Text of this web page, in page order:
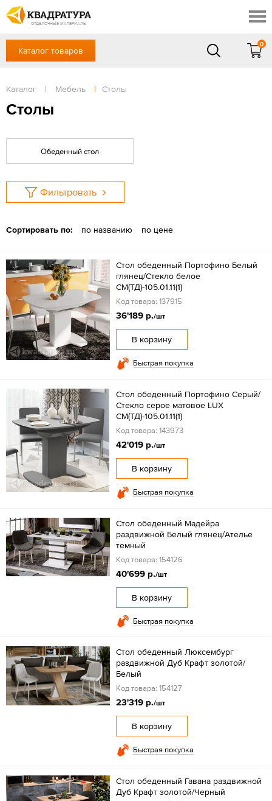
ОТДЕЛОЧНЫЕ МАТЕРИАЛЫ
Скидки
Акции
Готовые решения
Доставка и оплата
Отзывы
+7 (861) 212-10-58
Сб, Вс — выходной
ЗАКАЗАТЬ ЗВОНОК
Каталог товаров
0
Каталог | Мебель | Столы
Столы
Обеденный стол
Фильтровать
Сортировать по: по названию по цене
Стол обеденный Портофино Белый
глянец/Стекло белое
СМ(ТД)-105.01.11(1)
Код товара: 137915
36'189 р./шт
В корзину
Быстрая покупка
Стол обеденный Портофино Серый/
Стекло серое матовое LUX
СМ(ТД)-105.01.11(1)
Код товара: 143973
42'019 р./шт
В корзину
Быстрая покупка
Стол обеденный Мадейра
раздвижной Белый глянец/Ателье
темный
Код товара: 154126
40'699 р./шт
В корзину
Быстрая покупка
Стол обеденный Люксембург
раздвижной Дуб Крафт золотой/
Белый
Код товара: 154127
23'319 р./шт
В корзину
Быстрая покупка
Стол обеденный Гавана раздвижной
Дуб Крафт золотой/Черный